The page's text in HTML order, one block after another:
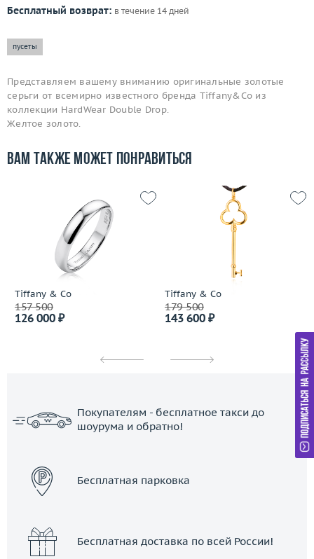
Бесплатный возврат: в течение 14 дней
пусеты
Представляем вашему вниманию оригинальные золотые
серьги от всемирно известного бренда Tiffany&Co из
коллекции HardWear Double Drop.
Желтое золото.
Вам также может понравиться
Tiffany & Co
157 500
126 000 ₽
Tiffany & Co
179 500
143 600 ₽
Покупателям - бесплатное такси до
шоурума и обратно!
Бесплатная парковка
Бесплатная доставка по всей России!